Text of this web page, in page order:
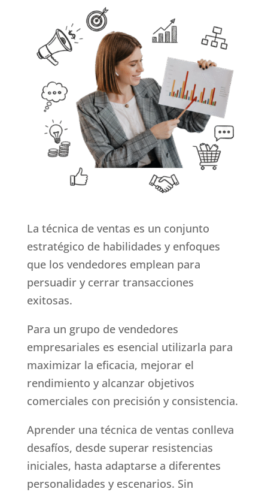
La técnica de ventas es un conjunto
estratégico de habilidades y enfoques
que los vendedores emplean para
persuadir y cerrar transacciones
exitosas.
Para un grupo de vendedores
empresariales es esencial utilizarla para
maximizar la eficacia, mejorar el
rendimiento y alcanzar objetivos
comerciales con precisión y consistencia.
Aprender una técnica de ventas conlleva
desafíos, desde superar resistencias
iniciales, hasta adaptarse a diferentes
personalidades y escenarios. Sin